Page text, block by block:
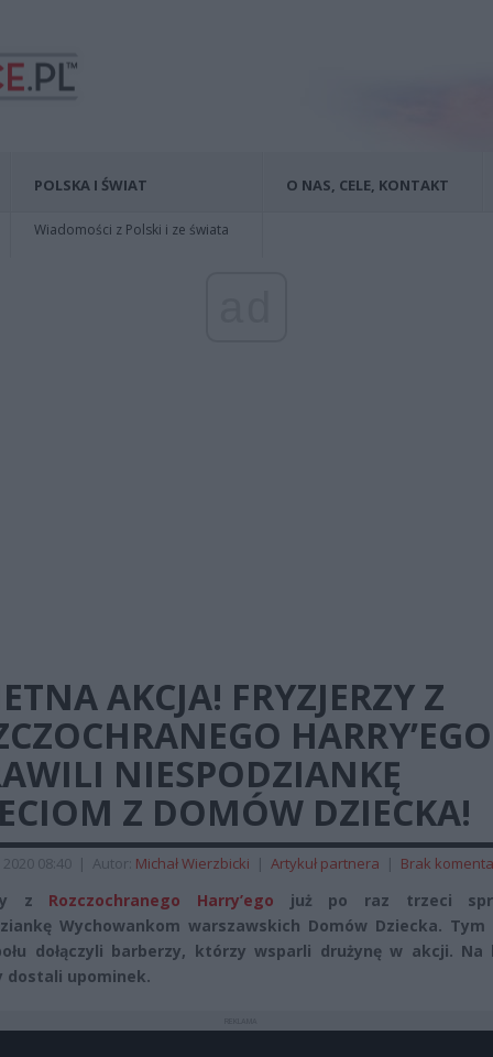
POLSKA I ŚWIAT
Wiadomości z Polski i ze świata
O NAS, CELE, KONTAKT
AKCJA! FRYZJERZY Z
HARRY’EGO
NIESPODZIANKĘ
Z DOMÓW DZIECKA!
08:40 | Autor: Michał Wierzbicki | Artykuł partnera | Brak
z Rozczochranego Harry’ego już po raz trzeci
Wychowankom warszawskich Domów Dziecka. Tym
dołączyli barberzy, którzy wsparli drużynę w akcji. Na
dostali upominek.